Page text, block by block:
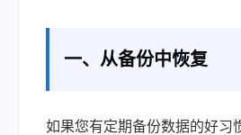
一、从备份中恢复
如果您有定期备份数据的好习